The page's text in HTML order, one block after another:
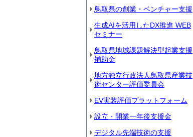
鳥取県の創業・ベンチャー支援
生成AIを活用したDX推進 WEB
セミナー
鳥取県地域課題解決型起業支援
補助金
地方独立行政法人鳥取県産業技
術センター評価委員会
EV実装評価プラットフォーム
設立・開業一年後支援金
デジタル先端技術の支援